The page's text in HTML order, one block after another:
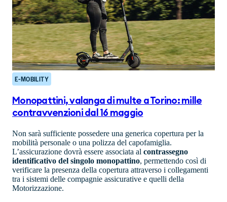
E-MOBILITY
Monopattini, valanga di multe a Torino: mille
contravvenzioni dal 16 maggio
Non sarà sufficiente possedere una generica copertura per la
mobilità personale o una polizza del capofamiglia.
L’assicurazione dovrà essere associata al contrassegno
identificativo del singolo monopattino, permettendo così di
verificare la presenza della copertura attraverso i collegamenti
tra i sistemi delle compagnie assicurative e quelli della
Motorizzazione.